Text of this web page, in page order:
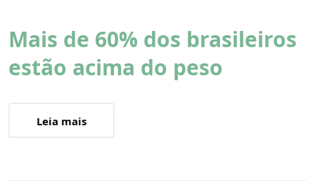
Mais de 60% dos brasileiros
estão acima do peso
Leia mais